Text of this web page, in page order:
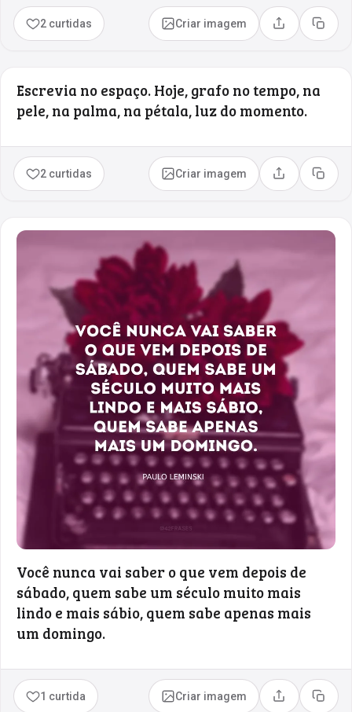
2 curtidas Criar imagem Compartilhar
Copiar
Escrevia no espaço. Hoje, grafo no tempo, na
pele, na palma, na pétala, luz do momento.
2 curtidas Criar imagem Compartilhar
Copiar
Você nunca vai saber o que vem depois de
sábado, quem sabe um século muito mais
lindo e mais sábio, quem sabe apenas mais
um domingo.
1 curtida Criar imagem Compartilhar
Copiar